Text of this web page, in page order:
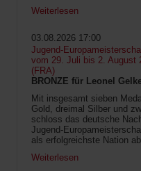
Weiterlesen
03.08.2026 17:00
Jugend-
vom 29. Juli bis 2. August
(FRA)
BRONZE für Leonel
Mit insgesamt sieben
Gold, dreimal Silber und
schloss das deutsche
Jugend-
als erfolgreichste Nation
Weiterlesen